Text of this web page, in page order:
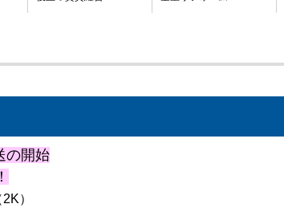
の開始
）